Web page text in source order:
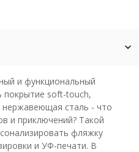
и функциональный
покрытие soft-touch,
сталь - что
и приключений? Такой
фляжку
и УФ-печати. В